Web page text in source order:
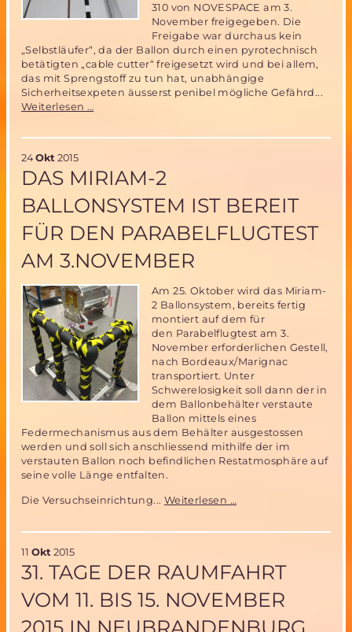
310 von NOVESPACE am 3.
November freigegeben. Die
Freigabe war durchaus kein
„Selbstläufer“, da der Ballon durch einen pyrotechnisch
betätigten „cable cutter“ freigesetzt wird und bei allem,
das mit Sprengstoff zu tun hat, unabhängige
Sicherheitsexpeten äusserst penibel mögliche Gefährd...
Weiterlesen …
flight“
den
am
24 Okt 2015
DAS MIRIAM-2
BALLONSYSTEM IST BEREIT
FÜR DEN PARABELFLUGTEST
AM 3.NOVEMBER
Am 25. Oktober wird das Miriam-
2 Ballonsystem, bereits fertig
montiert auf dem für
den Parabelflugtest am 3.
November erforderlichen Gestell,
nach Bordeaux/Marignac
transportiert. Unter
Schwerelosigkeit soll dann der in
dem Ballonbehälter verstaute
Ballon mittels eines
Federmechanismus aus dem Behälter ausgestossen
werden und soll sich anschliessend mithilfe der im
verstauten Ballon noch befindlichen Restatmosphäre auf
seine volle Länge entfalten.
Die Versuchseinrichtung... Weiterlesen …
bereit
den
am
11 Okt 2015
31. TAGE DER RAUMFAHRT
VOM 11. BIS 15. NOVEMBER
2015 IN NEUBRANDENBURG